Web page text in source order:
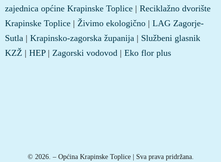
zajednica općine Krapinske Toplice | Reciklažno dvorište
Krapinske Toplice | Živimo ekologično | LAG Zagorje-
Sutla | Krapinsko-zagorska županija | Službeni glasnik
KZŽ | HEP| Zagorski vodovod | Eko flor plus
© 2026. – Općina Krapinske Toplice | Sva prava pridržana.